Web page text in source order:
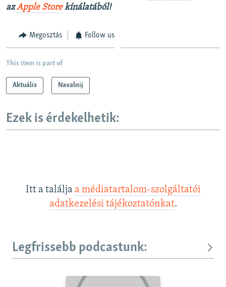
azApple Storekínálatából!
Megosztás Follow us
This item is part of
Aktuális Navalnij
Ezek is érdekelhetik:
Itt a találja a médiatartalom-szolgáltatói
adatkezelési tájékoztatónkat.
Legfrissebb podcastunk: